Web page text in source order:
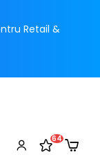
Retail &
64